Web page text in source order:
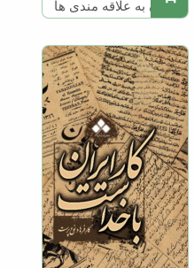
افزودن به علاقه مندی ها